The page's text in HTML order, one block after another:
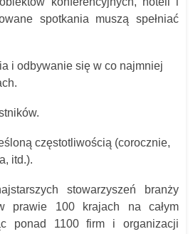
spotkania muszą spełniać
i odbywanie się w co najmniej
częstotliwością (corocznie,
itd.).
stowarzyszeń branży
prawie 100 krajach na całym
ponad 1100 firm i organizacji